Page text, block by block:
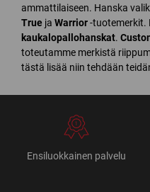
ammattilaiseen. Hanska
True ja Warrior-tuotemerkit.
kaukalopallohanskat.
toteutamme merkistä
tästä lisää niin tehdään
Ensiluokkainen palvelu